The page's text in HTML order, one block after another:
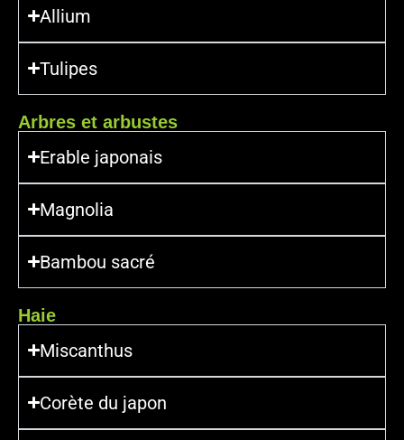
Allium
Tulipes
Arbres et arbustes
Erable japonais
Magnolia
Bambou sacré
Haie
Miscanthus
Corète du japon